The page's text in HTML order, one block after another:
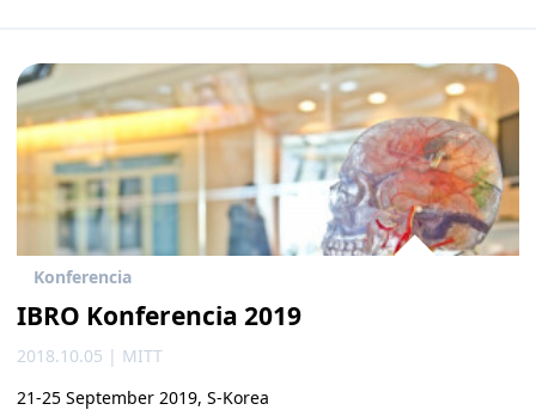
Konferencia
IBRO Konferencia 2019
2018.10.05 | MITT
21-25 September 2019, S-Korea